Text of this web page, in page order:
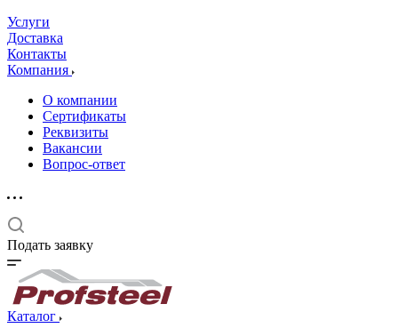
Услуги
Доставка
Контакты
Компания
О компании
Сертификаты
Реквизиты
Вакансии
Вопрос-ответ
Подать заявку
Каталог